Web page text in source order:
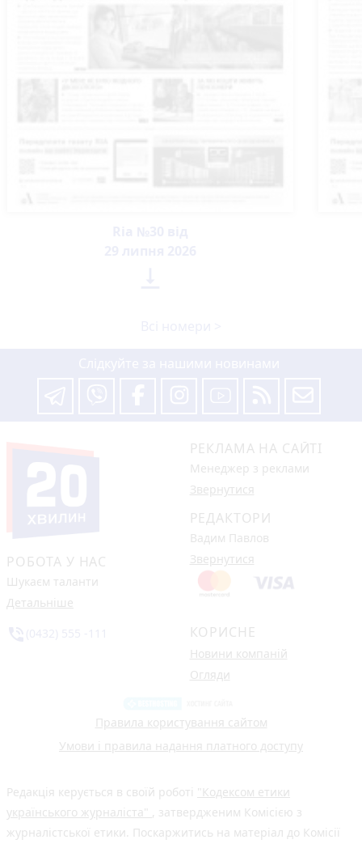
РОБОТА У НАС
Шукаєм таланти
Детальніше
РЕКЛАМА НА САЙТІ
Менеджер з реклами
Звернутися
РЕДАКТОРИ
Вадим Павлов
Звернутися
КОРИСНЕ
Новини компаній
Огляди
Правила користування сайтом
Умови і правила надання платного доступу
Редакція керується в своїй роботі "Кодексом етики
українського журналіста" , затвердженим Комісією з
журналістської етики. Поскаржитись на матеріал до Комісії